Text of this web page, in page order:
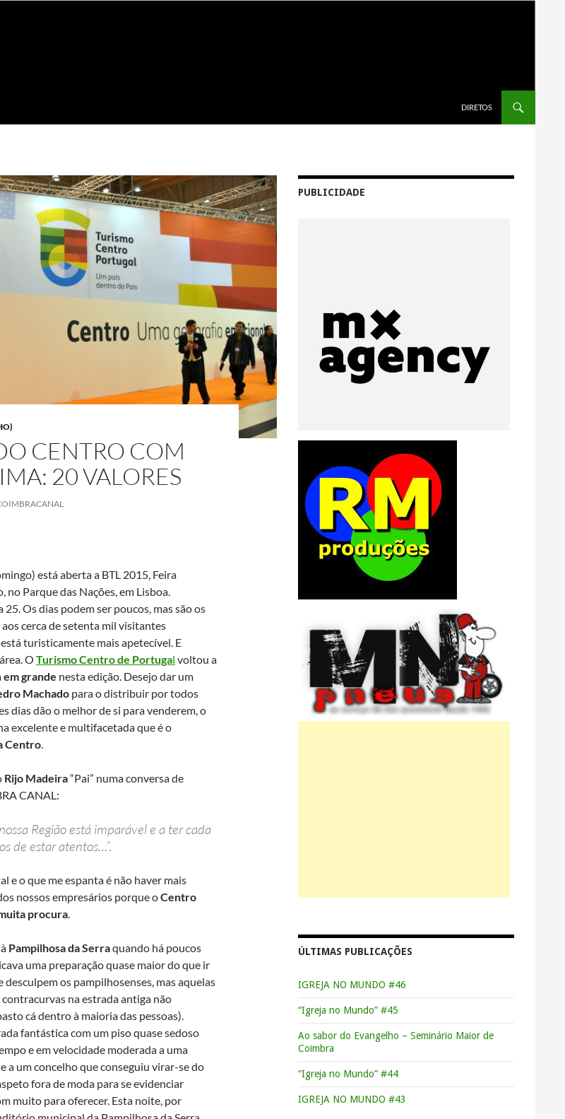
DIRETOS
CENTRO COM
20 VALORES
está aberta a BTL 2015, Feira
no Parque das Nações, em Lisboa.
Os dias podem ser poucos, mas são os
cerca de setenta mil visitantes
está turisticamente mais apetecível. E
O Turismo Centro de Portugal voltou a
em grande nesta edição. Desejo dar um
Machado para o distribuir por todos
dias dão o melhor de si para venderem, o
excelente e multifacetada que é o
Centro.
Rijo Madeira“Pai” numa conversa de
CANAL:
Região está imparável e a ter cada
de estar atentos…”.
e o que me espanta é não haver mais
nossos empresários porque oCentro
procura.
Pampilhosa da Serraquando há poucos
uma preparação quase maior do que ir
os pampilhosenses, mas aquelas
na estrada antiga não
cá dentro à maioria das pessoas).
fantástica com um piso quase sedoso
e em velocidade moderada a uma
a um concelho que conseguiu virar-se do
fora de moda para se evidenciar
muito para oferecer. Esta noite, por
PUBLICIDADE
ÚLTIMAS PUBLICAÇÕES
IGREJA NO MUNDO #46
“Igreja no Mundo” #45
Ao sabor do Evangelho – Seminário Maior de
Coimbra
“Igreja no Mundo” #44
IGREJA NO MUNDO #43